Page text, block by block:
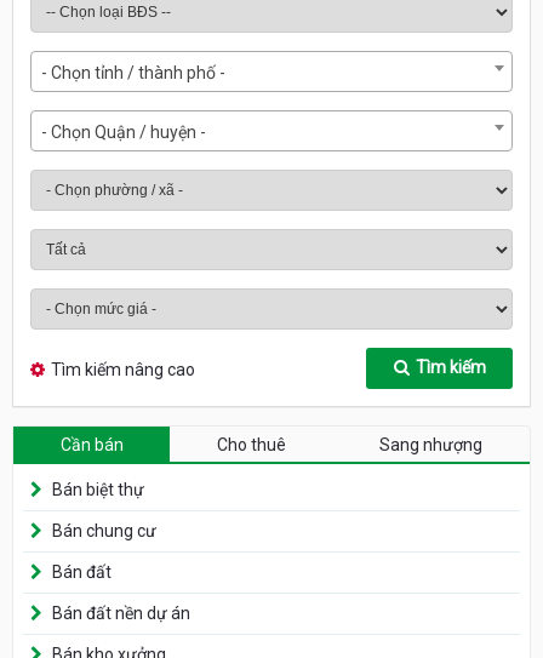
- Chọn tỉnh / thành phố -
- Chọn Quận / huyện -
Tìm kiếm nâng cao Tìm kiếm
Cần bán Cho thuê Sang nhượng
Bán biệt thự
Bán chung cư
Bán đất
Bán đất nền dự án
Bán kho xưởng